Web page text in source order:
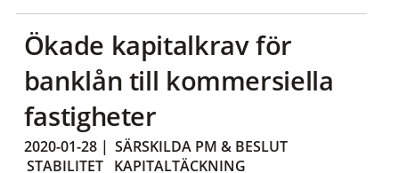
Ökade kapitalkrav för
banklån till kommersiella
fastigheter
2020-01-28| SÄRSKILDA PM & BESLUT
STABILITET
KAPITALTÄCKNING